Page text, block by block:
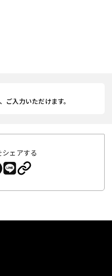
ご入力いただけます。
シェアする